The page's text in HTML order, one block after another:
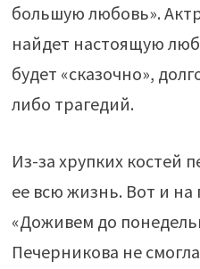
большую любовь».
найдет настоящую
будет «сказочно»,
либо трагедий.
Из-за хрупких костей
ее всю жизнь. Вот и
«Доживем до
Печерникова не